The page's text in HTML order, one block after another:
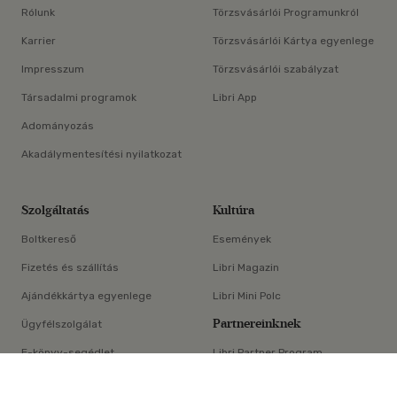
×
Rólunk
Karrier
Impresszum
Társadalmi programok
Adományozás
Akadálymentesítési nyilatkozat
Törzsvásárlói Programunkról
Törzsvásárlói Kártya egyenlege
Törzsvásárlói szabályzat
Libri App
Szolgáltatás
Boltkereső
Fizetés és szállítás
Ajándékkártya egyenlege
Ügyfélszolgálat
E-könyv-segédlet
Kultúra
Események
Libri Magazin
Libri Mini Polc
Partnereinknek
Libri Partner Program